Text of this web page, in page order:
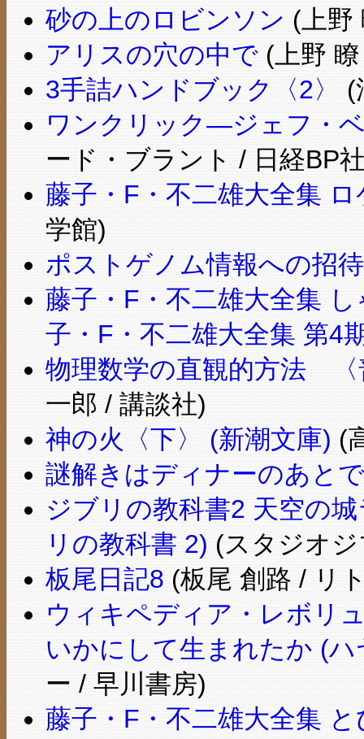
砂の上のロビンソン (上野
アリスの穴の中で(上野 瞭
3手詰ハンドブック〈2〉
(
ワンクリック―ジェフ・
ード・ブラント / 日経BP
藤子・F・不二雄大全集
学館)
ポストゲノム情報への招待
藤子・F・不二雄大全集
子・F・不二雄大全集 第4
物理数学の直観的方法 〈
一郎 / 講談社)
神の火〈下〉 (新潮文庫) (
謎解きはディナーのあとで
ジブリの教科書2 天空の
リの教科書 2) (スタジオ
板尾日記8 (板尾 創路 / リ
ウィキペディア・レボリ
いかにして生まれたか (
ー / 早川書房)
藤子・F・不二雄大全集